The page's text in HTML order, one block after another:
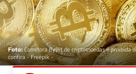
Foto:Corretora ByBit de criptomoedas é proibida
confira - Freepik -